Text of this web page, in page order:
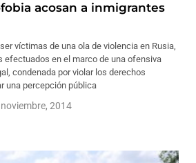
acosan a inmigrantes
víctimas de una ola de violencia en Rusia,
efectuados en el marco de una ofensiva
condenada por violar los derechos
una percepción pública
2014